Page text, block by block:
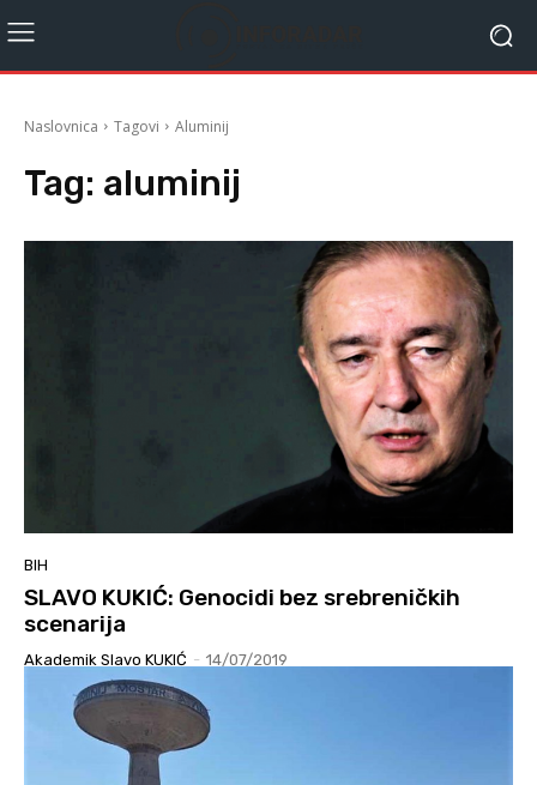
Naslovnica Tagovi Aluminij
Tag: aluminij
BIH
SLAVO KUKIĆ: Genocidi bez srebreničkih
scenarija
Akademik Slavo KUKIĆ - 14/07/2019